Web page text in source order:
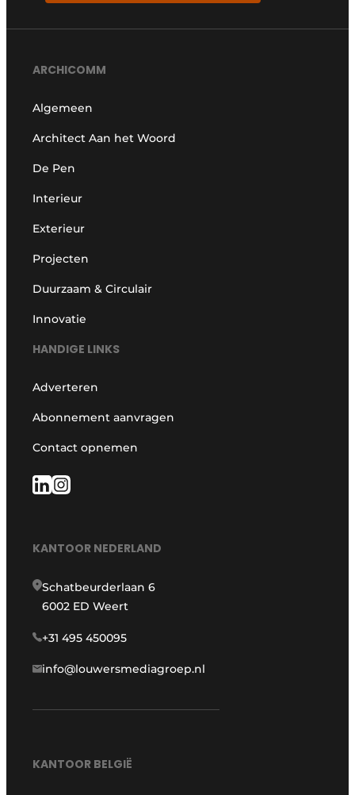
ARCHICOMM
Algemeen
Architect Aan het Woord
De Pen
Interieur
Exterieur
Projecten
Duurzaam & Circulair
Innovatie
HANDIGE LINKS
Adverteren
Abonnement aanvragen
Contact opnemen
KANTOOR NEDERLAND
Schatbeurderlaan 6
6002 ED Weert
+31 495 450095
info@louwersmediagroep.nl
KANTOOR BELGIË